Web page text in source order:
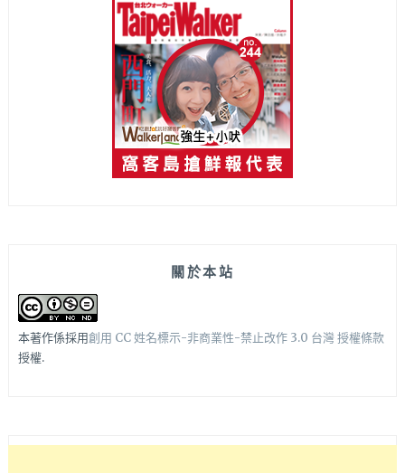
關於本站
本著作係採用創用 CC 姓名標示-非商業性-禁止改作 3.0 台灣 授權條款
授權.